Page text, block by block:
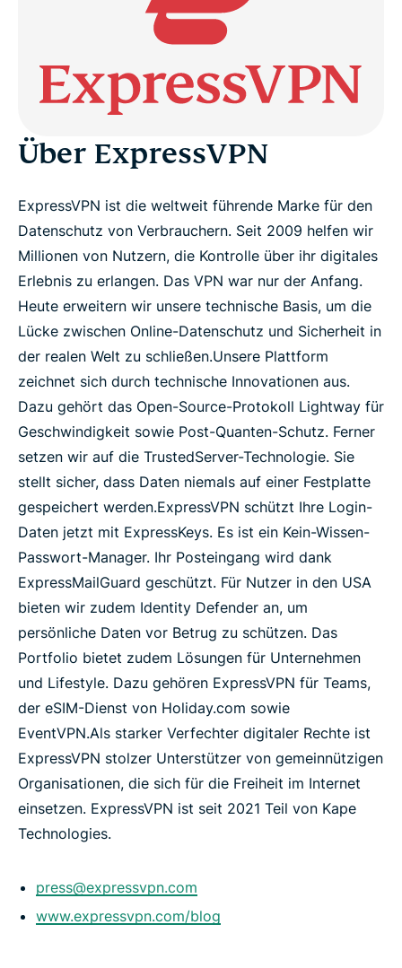
Pressemeldungen
Über ExpressVPN
ExpressVPN ist die weltweit führende Marke für den
Datenschutz von Verbrauchern. Seit 2009 helfen wir
Millionen von Nutzern, die Kontrolle über ihr digitales
Erlebnis zu erlangen. Das VPN war nur der Anfang.
Heute erweitern wir unsere technische Basis, um die
Lücke zwischen Online-Datenschutz und Sicherheit in
der realen Welt zu schließen.Unsere Plattform
zeichnet sich durch technische Innovationen aus.
Dazu gehört das Open-Source-Protokoll Lightway für
Geschwindigkeit sowie Post-Quanten-Schutz. Ferner
setzen wir auf die TrustedServer-Technologie. Sie
stellt sicher, dass Daten niemals auf einer Festplatte
gespeichert werden.ExpressVPN schützt Ihre Login-
Daten jetzt mit ExpressKeys. Es ist ein Kein-Wissen-
Passwort-Manager. Ihr Posteingang wird dank
ExpressMailGuard geschützt. Für Nutzer in den USA
bieten wir zudem Identity Defender an, um
persönliche Daten vor Betrug zu schützen. Das
Portfolio bietet zudem Lösungen für Unternehmen
und Lifestyle. Dazu gehören ExpressVPN für Teams,
der eSIM-Dienst von Holiday.com sowie
EventVPN.Als starker Verfechter digitaler Rechte ist
ExpressVPN stolzer Unterstützer von gemeinnützigen
Organisationen, die sich für die Freiheit im Internet
einsetzen. ExpressVPN ist seit 2021 Teil von Kape
Technologies.
press@expressvpn.com
www.expressvpn.com/blog